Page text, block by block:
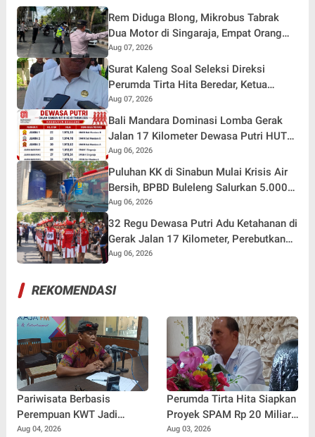
Rem Diduga Blong, Mikrobus Tabrak
Dua Motor di Singaraja, Empat Orang
Terluka
Aug 07, 2026
Surat Kaleng Soal Seleksi Direksi
Perumda Tirta Hita Beredar, Ketua
Pansel: Kenapa Tidak Gunakan Masa
Sanggah?
Aug 07, 2026
Bali Mandara Dominasi Lomba Gerak
Jalan 17 Kilometer Dewasa Putri HUT
RI ke-81 di Buleleng
Aug 06, 2026
Puluhan KK di Sinabun Mulai Krisis Air
Bersih, BPBD Buleleng Salurkan 5.000
Liter Air dan Siaga Hadapi Dampak
Kemarau
Aug 06, 2026
32 Regu Dewasa Putri Adu Ketahanan di
Gerak Jalan 17 Kilometer, Perebutkan
Hadiah Rp82,5 Juta pada HUT RI ke-81
Aug 06, 2026
REKOMENDASI
Pariwisata Berbasis
Perempuan KWT Jadi
Motor Penggerak Ekonomi
Aug 04, 2026
Perumda Tirta Hita Siapkan
Proyek SPAM Rp 20 Miliar,
Pasokan Air Banyuning dan
Aug 03, 2026